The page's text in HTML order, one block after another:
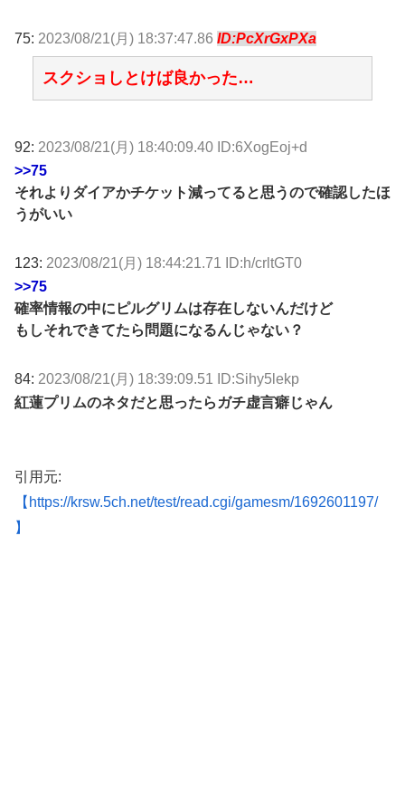
75: 2023/08/21(月) 18:37:47.86 ID:PcXrGxPXa
スクショしとけば良かった…
92: 2023/08/21(月) 18:40:09.40 ID:6XogEoj+d
>>75
それよりダイアかチケット減ってると思うので確認したほ
うがいい
123: 2023/08/21(月) 18:44:21.71 ID:h/crltGT0
>>75
確率情報の中にピルグリムは存在しないんだけど
もしそれできてたら問題になるんじゃない？
84: 2023/08/21(月) 18:39:09.51 ID:Sihy5lekp
紅蓮プリムのネタだと思ったらガチ虚言癖じゃん
引用元:
【https://krsw.5ch.net/test/read.cgi/gamesm/1692601197/
】